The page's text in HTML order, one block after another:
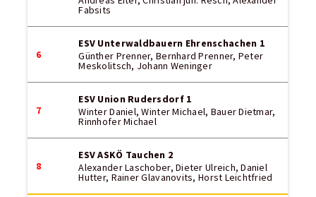
Fabsits
6
ESV Unterwaldbauern Ehrenschachen 1
Günther Prenner, Bernhard Prenner, Peter
Meskolitsch, Johann Weninger
7
ESV Union Rudersdorf 1
Winter Daniel, Winter Michael, Bauer Dietmar,
Rinnhofer Michael
8
ESV ASKÖ Tauchen 2
Alexander Laschober, Dieter Ulreich, Daniel
Hutter, Rainer Glavanovits, Horst Leichtfried